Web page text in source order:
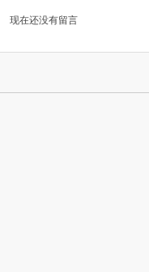
现在还没有留言